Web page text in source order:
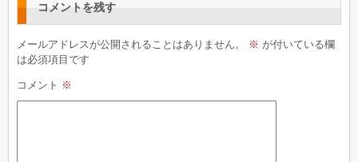
コメントを残す
メールアドレスが公開されることはありません。 ※ が付いている欄
は必須項目です
コメント ※